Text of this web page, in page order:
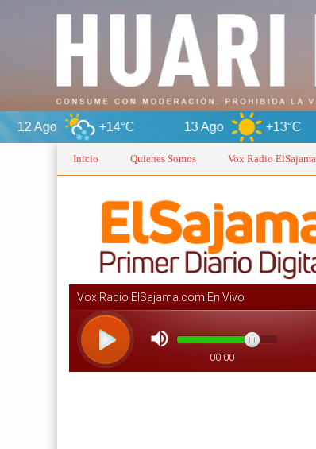
+14°C 13 Ago +13°C
Inicio Quienes Somos Vox Radio ElSajama